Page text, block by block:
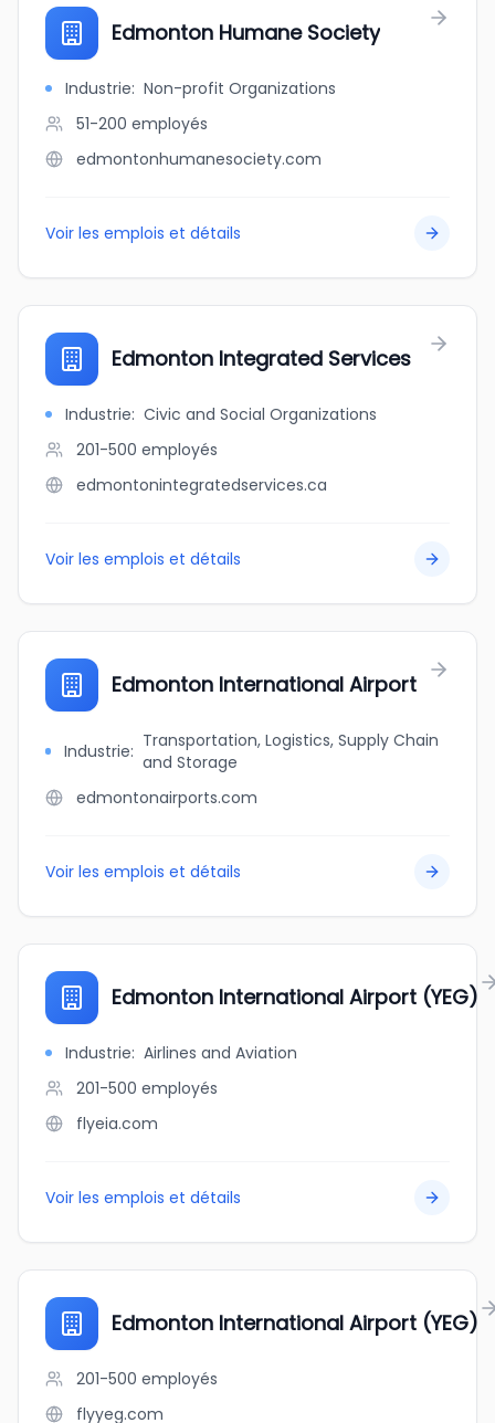
Edmonton Humane Society
Industrie: Non-profit Organizations
51-200 employés
edmontonhumanesociety.com
Voir les emplois et détails
Edmonton Integrated Services
Industrie: Civic and Social Organizations
201-500 employés
edmontonintegratedservices.ca
Voir les emplois et détails
Edmonton International Airport
Industrie: Transportation, Logistics, Supply Chain
and Storage
edmontonairports.com
Voir les emplois et détails
Edmonton International Airport (YEG)
Industrie: Airlines and Aviation
201-500 employés
flyeia.com
Voir les emplois et détails
Edmonton International Airport (YEG)
201-500 employés
flyyeg.com